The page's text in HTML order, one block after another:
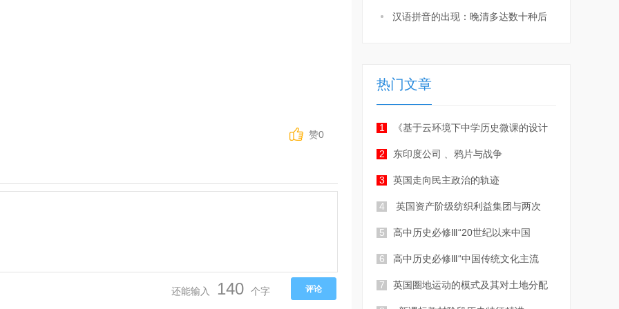
汉语拼音的出现：晚清多达数十种后
热门文章
1 《基于云环境下中学历史微课的设计
2 东印度公司﹑ 鸦片与战争
3 英国走向民主政治的轨迹
4 英国资产阶级纺织利益集团与两次
5 高中历史必修Ⅲ“20世纪以来中国
6 高中历史必修Ⅲ“中国传统文化主流
7 英国圈地运动的模式及其对土地分配
赞0
还能输入 140 个字